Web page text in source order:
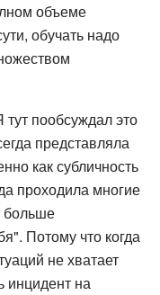
объеме
обучать надо
пообсуждал это
представляла
как субличность
проходила многие
больше
Потому что когда
не хватает
инцидент на